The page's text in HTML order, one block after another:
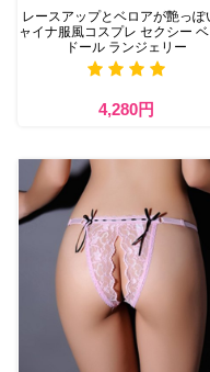
レースアップとベロアが艶っぽ
ャイナ服風コスプレ セクシー
ドール ランジェリー
4,280円